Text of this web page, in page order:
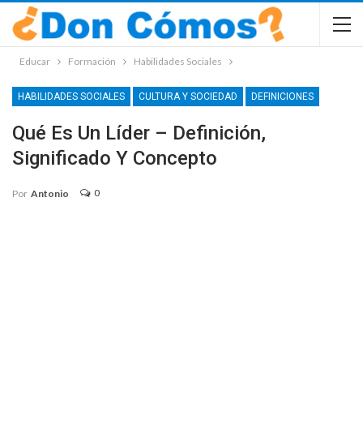
Educar Formación Habilidades Sociales
HABILIDADES SOCIALES CULTURA Y SOCIEDAD DEFINICIONES
Qué Es Un Líder – Definición,
Significado Y Concepto
Por Antonio 0